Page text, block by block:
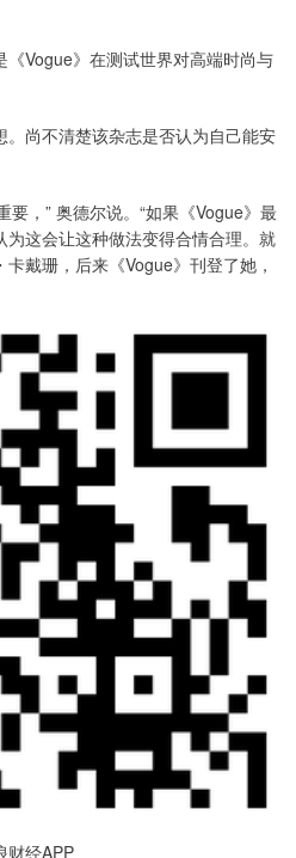
Vogue》在测试世界对高端时尚与
尚不清楚该杂志是否认为自己能安
，” 奥德尔说。“如果《Vogue》最
这会让这种做法变得合情合理。就
戴珊，后来《Vogue》刊登了她，
财经APP